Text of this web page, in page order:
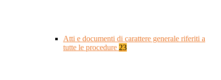
Atti e documenti di carattere generale riferiti a
tutte le procedure 23